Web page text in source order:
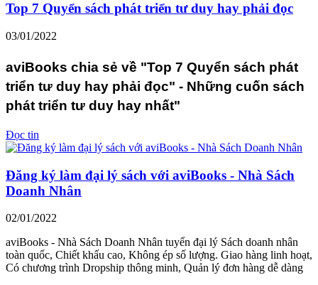
Top 7 Quyển sách phát triển tư duy hay phải đọc
03/01/2022
aviBooks chia sẻ về "Top 7 Quyển sách phát
triển tư duy hay phải đọc" - Những cuốn sách
phát triển tư duy hay nhất"
Đọc tin
Đăng ký làm đại lý sách với aviBooks - Nhà Sách
Doanh Nhân
02/01/2022
aviBooks - Nhà Sách Doanh Nhân tuyển đại lý Sách doanh nhân
toàn quốc, Chiết khấu cao, Không ép số lượng. Giao hàng linh hoạt,
Có chương trình Dropship thông minh, Quản lý đơn hàng dễ dàng